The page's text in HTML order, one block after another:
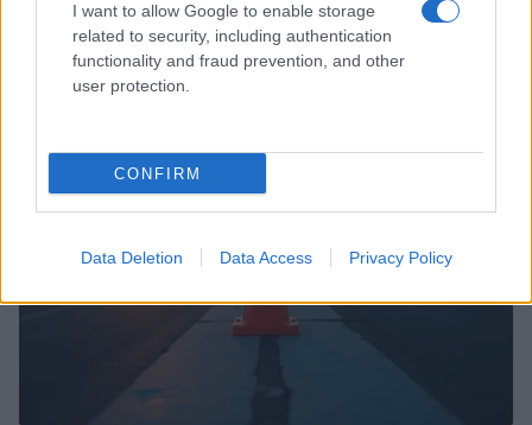
I want to allow Google to enable storage
related to security, including authentication
functionality and fraud prevention, and other
user protection.
CONFIRM
Data Deletion Data Access Privacy Policy
Incidente de fuego en la Terminal 2 del aeropuerto
Murtala Muhammed en Lagos
Lucía Marín · 4 Ago 2026